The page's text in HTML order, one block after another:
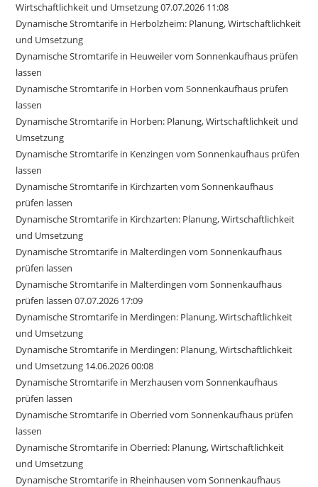
Wirtschaftlichkeit und Umsetzung 07.07.2026 11:08
Dynamische Stromtarife in Herbolzheim: Planung, Wirtschaftlichkeit
und Umsetzung
Dynamische Stromtarife in Heuweiler vom Sonnenkaufhaus prüfen
lassen
Dynamische Stromtarife in Horben vom Sonnenkaufhaus prüfen
lassen
Dynamische Stromtarife in Horben: Planung, Wirtschaftlichkeit und
Umsetzung
Dynamische Stromtarife in Kenzingen vom Sonnenkaufhaus prüfen
lassen
Dynamische Stromtarife in Kirchzarten vom Sonnenkaufhaus
prüfen lassen
Dynamische Stromtarife in Kirchzarten: Planung, Wirtschaftlichkeit
und Umsetzung
Dynamische Stromtarife in Malterdingen vom Sonnenkaufhaus
prüfen lassen
Dynamische Stromtarife in Malterdingen vom Sonnenkaufhaus
prüfen lassen 07.07.2026 17:09
Dynamische Stromtarife in Merdingen: Planung, Wirtschaftlichkeit
und Umsetzung
Dynamische Stromtarife in Merdingen: Planung, Wirtschaftlichkeit
und Umsetzung 14.06.2026 00:08
Dynamische Stromtarife in Merzhausen vom Sonnenkaufhaus
prüfen lassen
Dynamische Stromtarife in Oberried vom Sonnenkaufhaus prüfen
lassen
Dynamische Stromtarife in Oberried: Planung, Wirtschaftlichkeit
und Umsetzung
Dynamische Stromtarife in Rheinhausen vom Sonnenkaufhaus